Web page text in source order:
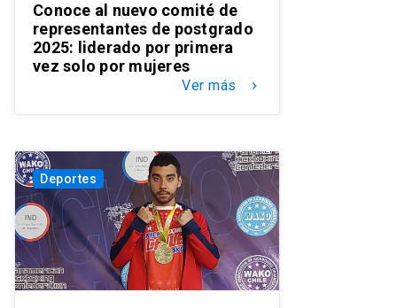
Conoce al nuevo comité de
representantes de postgrado
2025: liderado por primera
vez solo por mujeres
Ver más keyboard_arrow_right
Deportes